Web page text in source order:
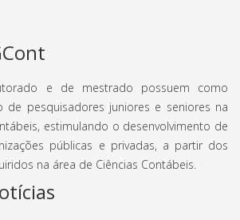
e de mestrado possuem como
de pesquisadores juniores e seniores na
estimulando o desenvolvimento de
públicas e privadas, a partir dos
na área de Ciências Contábeis.